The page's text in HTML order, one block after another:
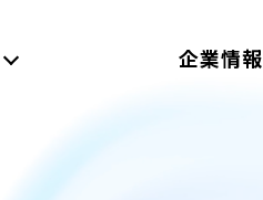
企業情報